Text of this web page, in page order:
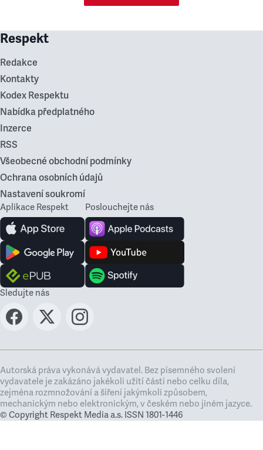
Respekt
Redakce
Kontakty
Kodex Respektu
Nabídka předplatného
Inzerce
RSS
Všeobecné obchodní podmínky
Ochrana osobních údajů
Nastavení soukromí
Aplikace Respekt Poslouchejte nás
Sledujte nás
Autorská práva vykonává vydavatel. Bez písemného svolení
vydavatele je zakázáno jakékoli užití částí nebo celku díla,
zejména rozmnožování a šíření jakýmkoli způsobem,
mechanickým nebo elektronickým, v českém nebo jiném jazyce.
© Copyright Respekt Media a.s. ISSN 1801-1446